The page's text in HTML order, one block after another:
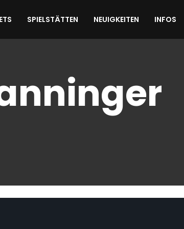
SPIELSTÄTTEN NEUIGKEITEN INFOS